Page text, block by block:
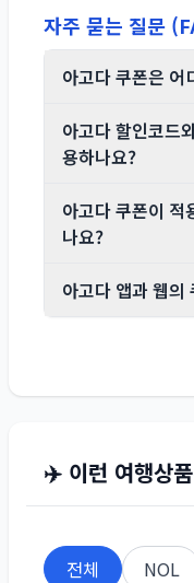
자주 묻는 질문
아고다 쿠폰은 어
아고다 할인코드
용하나요?
아고다 쿠폰이 적
나요?
아고다 앱과 웹의
✈️ 이런 여행상
전체 NOL